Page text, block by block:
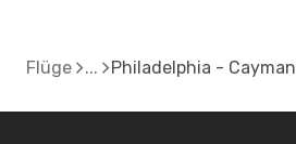
Flüge Philadelphia -